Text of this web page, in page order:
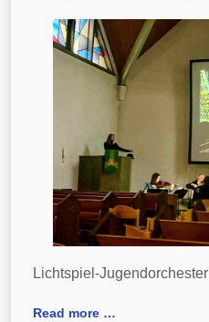
Lichtspiel-Jugendorchester
Read more …